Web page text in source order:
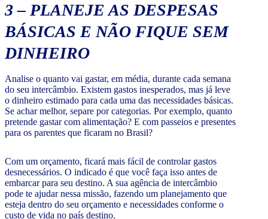
3 – PLANEJE AS DESPESAS
BÁSICAS E NÃO FIQUE SEM
DINHEIRO
Analise o quanto vai gastar, em média, durante cada semana
do seu intercâmbio. Existem gastos inesperados, mas já leve
o dinheiro estimado para cada uma das necessidades básicas.
Se achar melhor, separe por categorias. Por exemplo, quanto
pretende gastar com alimentação? E com passeios e presentes
para os parentes que ficaram no Brasil?
Com um orçamento, ficará mais fácil de controlar gastos
desnecessários. O indicado é que você faça isso antes de
embarcar para seu destino. A sua agência de intercâmbio
pode te ajudar nessa missão, fazendo um planejamento que
esteja dentro do seu orçamento e necessidades conforme o
custo de vida no país destino.